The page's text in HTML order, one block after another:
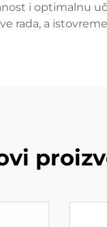
i optimalnu
rada, a